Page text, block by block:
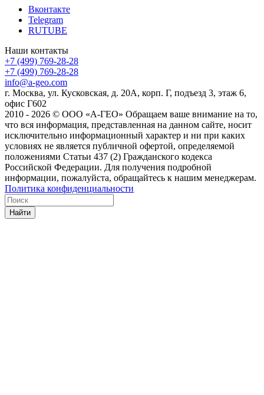
Вконтакте
Telegram
RUTUBE
Наши контакты
+7 (499) 769-28-28
+7 (499) 769-28-28
info@a-geo.com
г. Москва, ул. Кусковская, д. 20А, корп. Г, подъезд 3, этаж 6,
офис Г602
2010 - 2026 © ООО «А-ГЕО» Обращаем ваше внимание на то,
что вся информация, представленная на данном сайте, носит
исключительно информационный характер и ни при каких
условиях не является публичной офертой, определяемой
положениями Статьи 437 (2) Гражданского кодекса
Российской Федерации. Для получения подробной
информации, пожалуйста, обращайтесь к нашим менеджерам.
Политика конфиденциальности
Найти